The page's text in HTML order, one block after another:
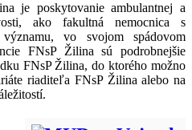
je poskytovanie ambulantnej a
ako fakultná nemocnica s
vo svojom spádovom
FNsP Žilina sú podrobnejšie
FNsP Žilina, do ktorého možno
riaditeľa FNsP Žilina alebo na